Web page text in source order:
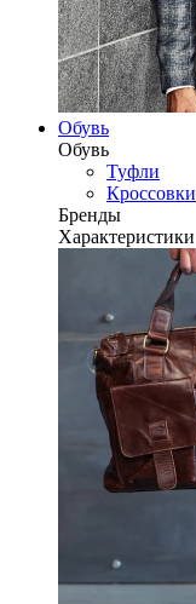
Обувь
Обувь
Туфли
Кроссовки
Бренды
Характеристики